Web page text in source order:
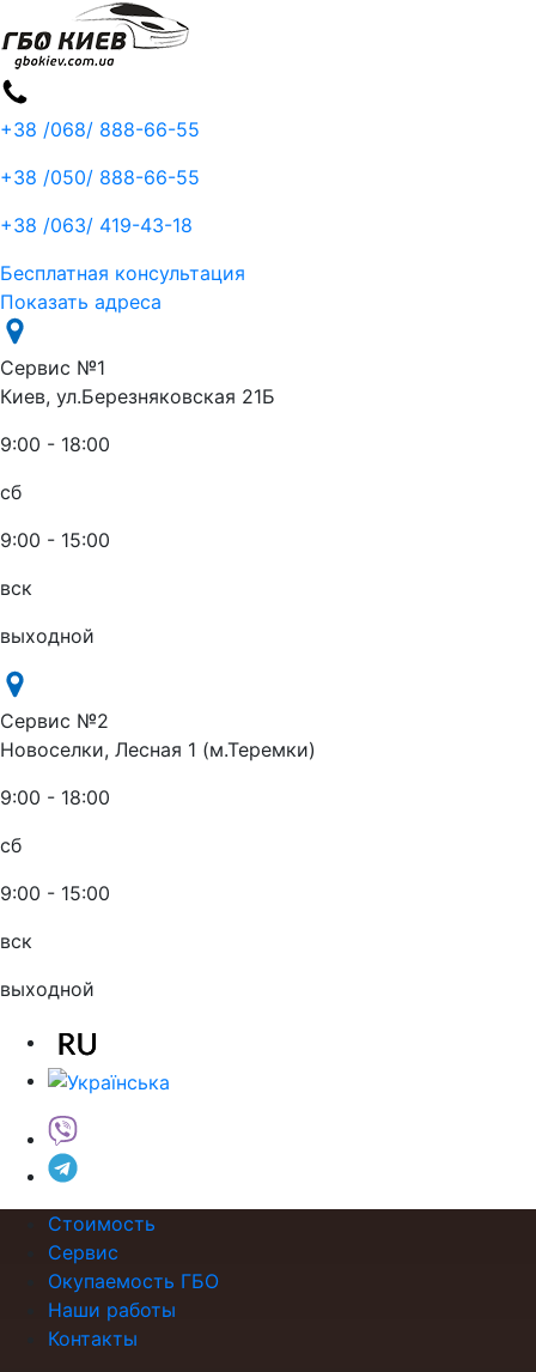
+38 /068/ 888-66-55
+38 /050/ 888-66-55
+38 /063/ 419-43-18
Бесплатная консультация
Показать адреса
Сервис №1
Киев, ул.Березняковская 21Б
9:00 - 18:00
сб
9:00 - 15:00
вск
выходной
Сервис №2
Новоселки, Лесная 1 (м.Теремки)
9:00 - 18:00
сб
9:00 - 15:00
вск
выходной
Стоимость
Сервис
Окупаемость ГБО
Наши работы
Контакты